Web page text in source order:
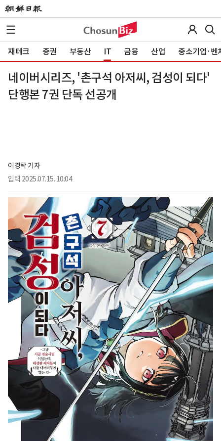
재테크 증권 부동산 IT 금융 산업 중소기업·벤
네이버시리즈, '촌구석 아저씨, 검성이 되다'
단행본 7권 단독 선공개
이경탁 기자
입력 2025.07.15. 10:04